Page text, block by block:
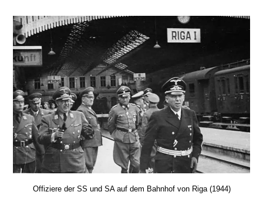
Offiziere der SS und SA auf dem Bahnhof von Riga (1944)